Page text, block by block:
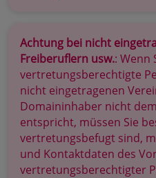
Achtung bei nicht
Freiberuflern usw.: Wenn
vertretungsberechtigte
nicht eingetragenen
Domaininhaber nicht
entspricht, müssen Sie
vertretungsbefugt sind,
und Kontaktdaten des
vertretungsberechtigter